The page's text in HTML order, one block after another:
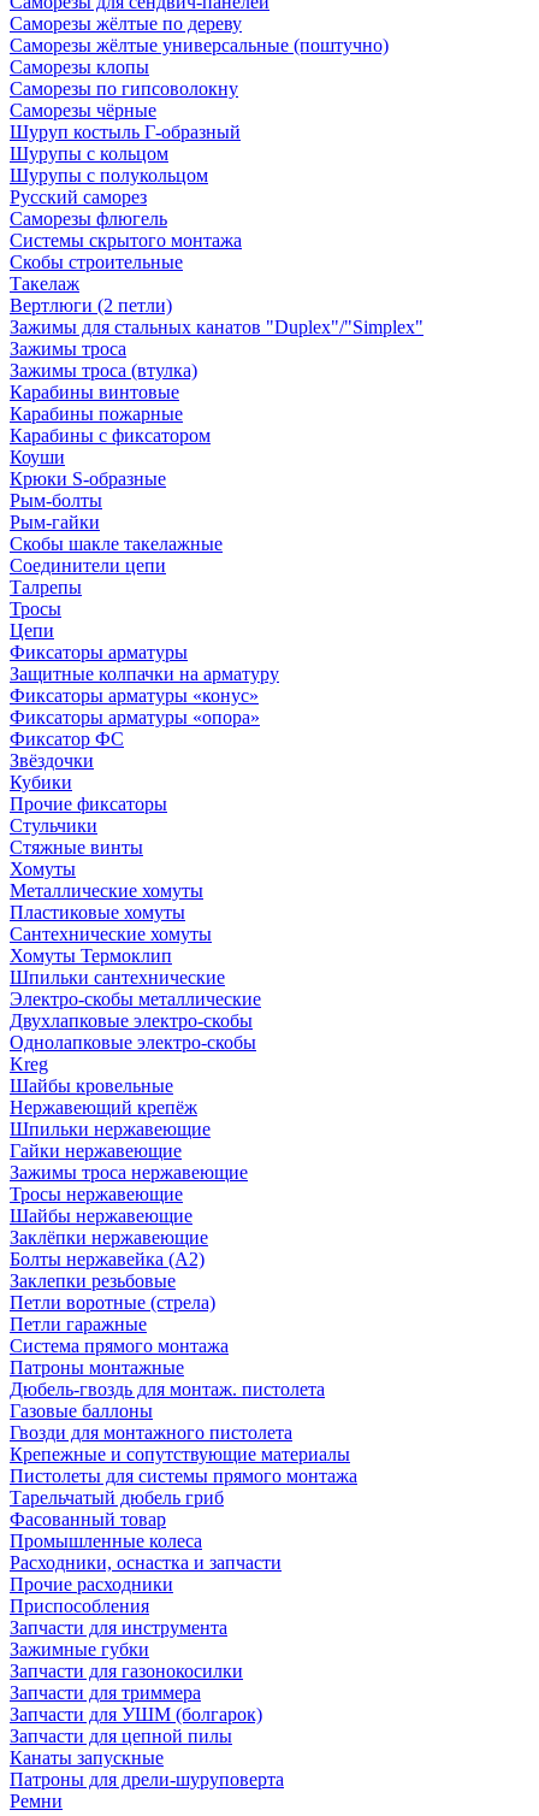
Саморезы жёлтые по дереву
Саморезы жёлтые универсальные (поштучно)
Саморезы клопы
Саморезы по гипсоволокну
Саморезы чёрные
Шуруп костыль Г-образный
Шурупы с кольцом
Шурупы с полукольцом
Русский саморез
Саморезы флюгель
Системы скрытого монтажа
Скобы строительные
Такелаж
Вертлюги (2 петли)
Зажимы для стальных канатов "Duplex"/"Simplex"
Зажимы троса
Зажимы троса (втулка)
Карабины винтовые
Карабины пожарные
Карабины с фиксатором
Коуши
Крюки S-образные
Рым-болты
Рым-гайки
Скобы шакле такелажные
Соединители цепи
Талрепы
Тросы
Цепи
Фиксаторы арматуры
Защитные колпачки на арматуру
Фиксаторы арматуры «конус»
Фиксаторы арматуры «опора»
Фиксатор ФС
Звёздочки
Кубики
Прочие фиксаторы
Стульчики
Стяжные винты
Хомуты
Металлические хомуты
Пластиковые хомуты
Сантехнические хомуты
Хомуты Термоклип
Шпильки сантехнические
Электро-скобы металлические
Двухлапковые электро-скобы
Однолапковые электро-скобы
Kreg
Шайбы кровельные
Нержавеющий крепёж
Шпильки нержавеющие
Гайки нержавеющие
Зажимы троса нержавеющие
Тросы нержавеющие
Шайбы нержавеющие
Заклёпки нержавеющие
Болты нержавейка (А2)
Заклепки резьбовые
Петли воротные (стрела)
Петли гаражные
Система прямого монтажа
Патроны монтажные
Дюбель-гвоздь для монтаж. пистолета
Газовые баллоны
Гвозди для монтажного пистолета
Крепежные и сопутствующие материалы
Пистолеты для системы прямого монтажа
Тарельчатый дюбель гриб
Фасованный товар
Промышленные колеса
Расходники, оснастка и запчасти
Прочие расходники
Приспособления
Запчасти для инструмента
Зажимные губки
Запчасти для газонокосилки
Запчасти для триммера
Запчасти для УШМ (болгарок)
Запчасти для цепной пилы
Канаты запускные
Патроны для дрели-шуруповерта
Ремни